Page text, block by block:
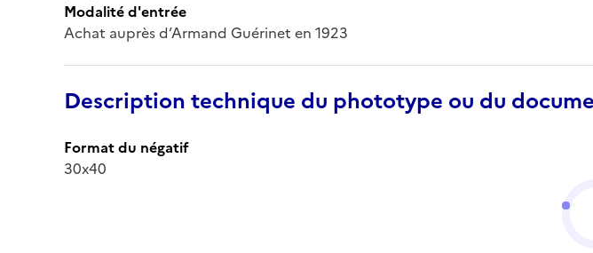
Modalité d'entrée
Achat auprès d’Armand Guérinet en 1923
Description technique du phototype ou du
Format du négatif
30x40